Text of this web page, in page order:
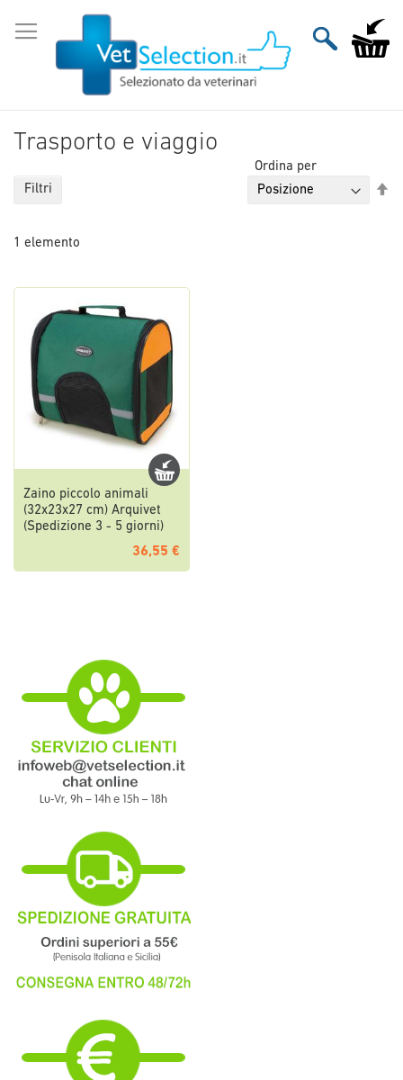
al
contenuto
Carrello
Trasporto e viaggio
1 elemento
Ordina per
Zaino piccolo animali
(32x23x27 cm) Arquivet
(Spedizione 3 - 5 giorni)
36,55 €
Filtri